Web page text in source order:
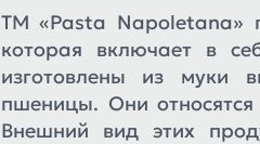
ТМ «Pasta Napoletana»
которая включает в
изготовлены из муки
пшеницы. Они
Внешний вид этих